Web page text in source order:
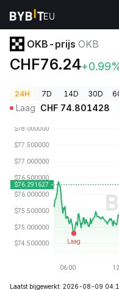
Cryptoprijzen
OKB-prijs OKB
CHF76.24
24H 7D 14D 30D
Laag CHF 74.801428
Laatst bijgewerkt: 2026-08-09